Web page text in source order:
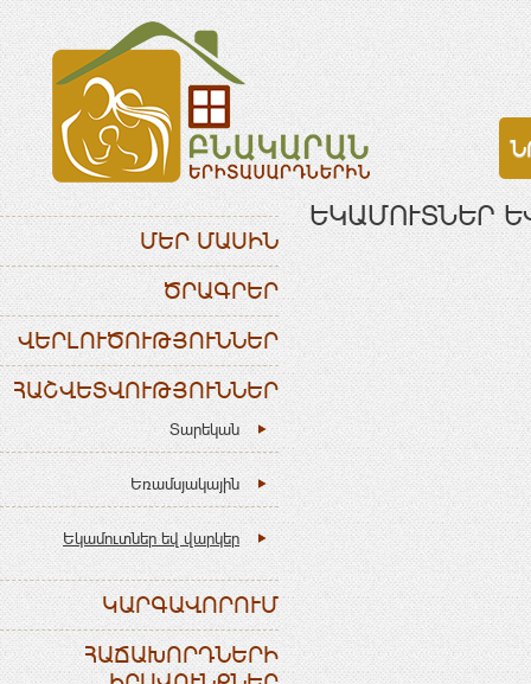
ՄԵՐ ՄԱՍԻՆ
ԾՐԱԳՐԵՐ
ՎԵՐԼՈՒԾՈՒԹՅՈՒՆՆԵՐ
ՀԱՇՎԵՏՎՈՒԹՅՈՒՆՆԵՐ
Տարեկան
Եռամսյակային
Եկամուտներ եվ վարկեր
ԿԱՐԳԱՎՈՐՈՒՄ
ՀԱՃԱԽՈՐԴՆԵՐԻ
ԵԿԱՄՈՒՏՆԵՐ